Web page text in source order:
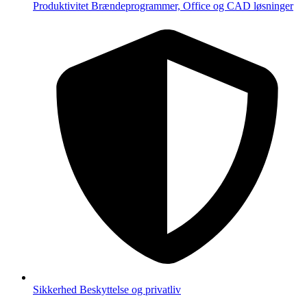
Produktivitet Brændeprogrammer, Office og CAD løsninger
Sikkerhed Beskyttelse og privatliv